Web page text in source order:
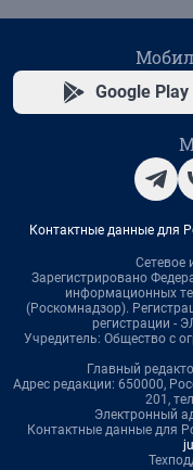
Google Play
Контактные данные для
Сетевое
Зарегистрировано
информационных
(Роскомнадзор).
регистрации -
Учредитель: Общество с
Главный
Адрес редакции: 650000,
201,
Электронный
Контактные данные для